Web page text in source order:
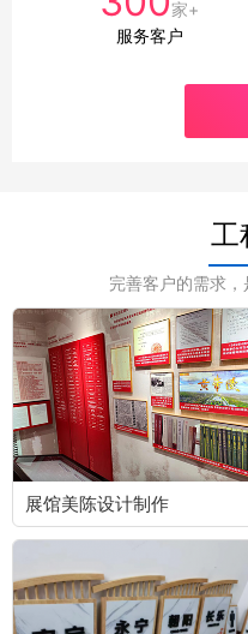
家+
服务客户
工
完善客户的需求，
展馆美陈设计制作